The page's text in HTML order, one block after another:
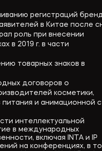
регистраций
в Китае после
роль при внесении
в 2019 г. в части
товарных знаков в
договоров о
косметики,
и анимационной
интеллектуальной
в международных
включая INTA и IP
на конференциях, в